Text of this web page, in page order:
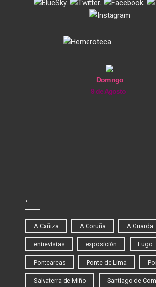
. . .
Domingo
9 de Agosto
.
A Cañiza A Coruña A Guarda
entrevistas exposición Lugo
Ponteareas Ponte de Lima
Salvaterra de Miño Santiago de